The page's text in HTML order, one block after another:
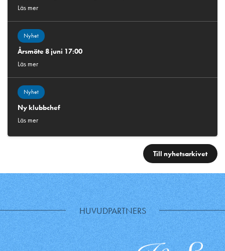
Läs mer
Nyhet
Årsmöte 8 juni 17:00
Läs mer
Nyhet
Ny klubbchef
Läs mer
Till nyhetsarkivet
HUVUDPARTNERS